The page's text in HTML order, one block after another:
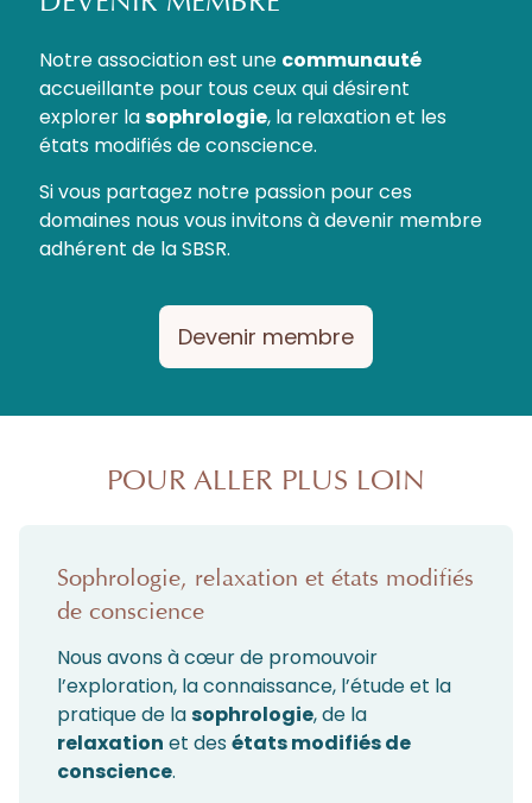
Notre association est une communauté
accueillante pour tous ceux qui désirent
explorer lasophrologie, la relaxation et les
états modifiés de conscience.
Si vous partagez notre passion pour ces
domaines nous vous invitons à devenir membre
adhérent de la SBSR.
Devenir membre
POUR ALLER PLUS LOIN
Sophrologie, relaxation et états modifiés
de conscience
Nous avons à cœur de promouvoir
l’exploration, la connaissance, l’étude et la
pratique de lasophrologie, de la
relaxation et des états modifiés de
conscience.